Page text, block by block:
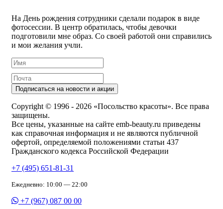
На День рождения сотрудники сделали подарок в виде
фотосессии. В центр обратилась, чтобы девочки
подготовили мне образ. Со своей работой они справились
и мои желания учли.
Подписаться на новости и акции
Copyright © 1996 - 2026 «Посольство красоты». Все права
защищены.
Все цены, указанные на сайте emb-beauty.ru приведены
как справочная информация и не являются публичной
офертой, определяемой положениями статьи 437
Гражданского кодекса Российской Федерации
+7 (495) 651-81-31
Ежедневно: 10:00 — 22:00
+7 (967) 087 00 00